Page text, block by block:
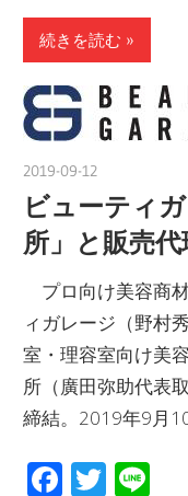
続きを読む
2019-09-12
ビューティ
所」と販売
プロ向け美容商
ィガレージ（野村
室・理容室向け美
所（廣田弥助代表
締結。2019年9月
Facebook
Twitter